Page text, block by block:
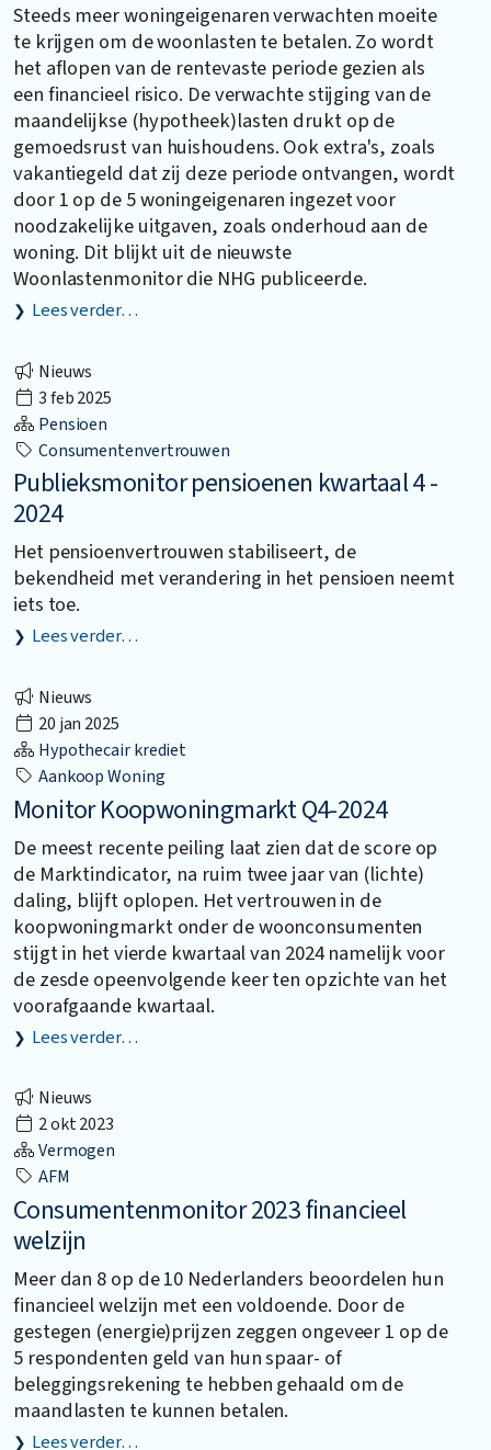
Steeds meer woningeigenaren verwachten moeite
te krijgen om de woonlasten te betalen. Zo wordt
het aflopen van de rentevaste periode gezien als
een financieel risico. De verwachte stijging van de
maandelijkse (hypotheek)lasten drukt op de
gemoedsrust van huishoudens. Ook extra's, zoals
vakantiegeld dat zij deze periode ontvangen, wordt
door 1 op de 5 woningeigenaren ingezet voor
noodzakelijke uitgaven, zoals onderhoud aan de
woning. Dit blijkt uit de nieuwste
Woonlastenmonitor die NHG publiceerde.
Lees verder…
Nieuws
3 feb 2025
Pensioen
Consumentenvertrouwen
Publieksmonitor pensioenen kwartaal 4 -
2024
Het pensioenvertrouwen stabiliseert, de
bekendheid met verandering in het pensioen neemt
iets toe.
Lees verder…
Nieuws
20 jan 2025
Hypothecair krediet
Aankoop Woning
Monitor Koopwoningmarkt Q4-2024
De meest recente peiling laat zien dat de score op
de Marktindicator, na ruim twee jaar van (lichte)
daling, blijft oplopen. Het vertrouwen in de
koopwoningmarkt onder de woonconsumenten
stijgt in het vierde kwartaal van 2024 namelijk voor
de zesde opeenvolgende keer ten opzichte van het
voorafgaande kwartaal.
Lees verder…
Nieuws
2 okt 2023
Vermogen
AFM
Consumentenmonitor 2023 financieel
welzijn
Meer dan 8 op de 10 Nederlanders beoordelen hun
financieel welzijn met een voldoende. Door de
gestegen (energie)prijzen zeggen ongeveer 1 op de
5 respondenten geld van hun spaar- of
beleggingsrekening te hebben gehaald om de
maandlasten te kunnen betalen.
Lees verder…